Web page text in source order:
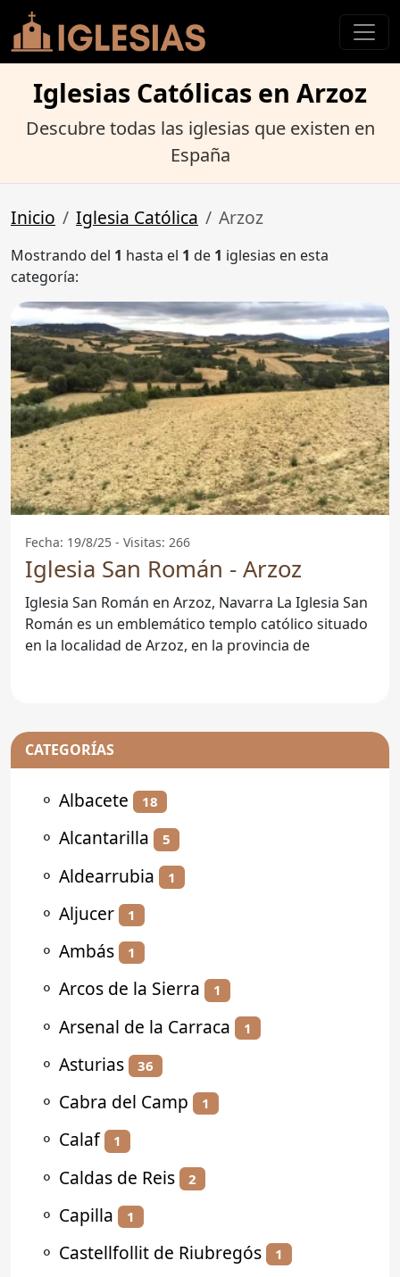
Iglesias Católicas en Arzoz
Descubre todas las iglesias que existen en
España
Inicio Iglesia Católica Arzoz
Mostrando del 1 hasta el 1 de 1 iglesias en esta
categoría:
Fecha: 19/8/25 - Visitas: 266
Iglesia San Román - Arzoz
Iglesia San Román en Arzoz, Navarra La Iglesia San
Román es un emblemático templo católico situado
en la localidad de Arzoz, en la provincia de
CATEGORÍAS
⚬ Albacete 18
⚬ Alcantarilla 5
⚬ Aldearrubia 1
⚬ Aljucer 1
⚬ Ambás 1
⚬ Arcos de la Sierra 1
⚬ Arsenal de la Carraca 1
⚬ Asturias 36
⚬ Cabra del Camp 1
⚬ Calaf 1
⚬ Caldas de Reis 2
⚬ Capilla 1
⚬ Castellfollit de Riubregós 1